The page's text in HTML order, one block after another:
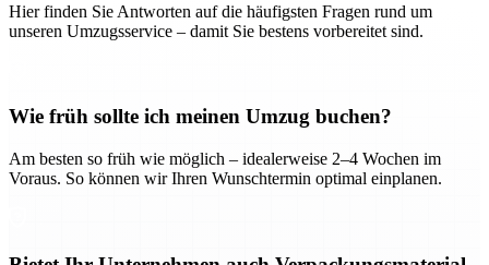
Hier finden Sie Antworten auf die häufigsten Fragen rund um
unseren Umzugsservice – damit Sie bestens vorbereitet sind.
Wie früh sollte ich meinen Umzug buchen?
Am besten so früh wie möglich – idealerweise 2–4 Wochen im
Voraus. So können wir Ihren Wunschtermin optimal einplanen.